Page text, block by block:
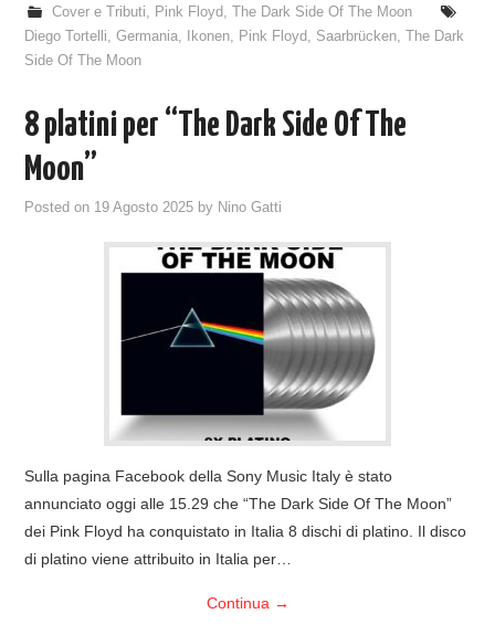
Cover e Tributi, Pink Floyd, The Dark Side Of The Moon
Diego Tortelli,Germania, Ikonen, Pink Floyd, Saarbrücken,The Dark
Side Of The Moon
8 platini per “The Dark Side Of The
Moon”
Posted on 19 Agosto 2025 by Nino Gatti
Sulla pagina Facebook della Sony Music Italy è stato
annunciato oggi alle 15.29 che “The Dark Side Of The Moon”
dei Pink Floyd ha conquistato in Italia 8 dischi di platino. Il disco
di platino viene attribuito in Italia per…
Continua →